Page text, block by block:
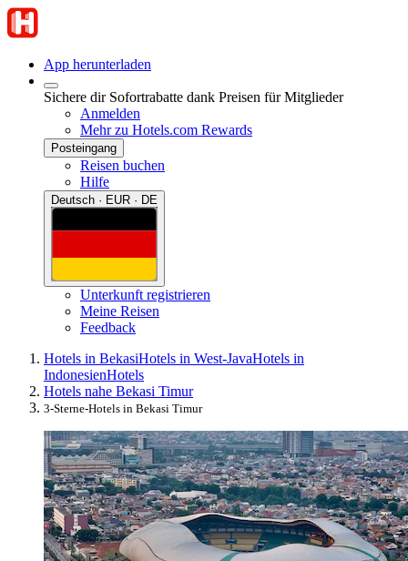
App herunterladen
Sichere dir Sofortrabatte dank Preisen für Mitglieder
Anmelden
Mehr zu Hotels.com Rewards
Posteingang
Reisen buchen
Hilfe
Deutsch · EUR · DE
Unterkunft registrieren
Meine Reisen
Feedback
Hotels in BekasiHotels in West-JavaHotels in
IndonesienHotels
Hotels nahe Bekasi Timur
3-Sterne-Hotels in Bekasi Timur